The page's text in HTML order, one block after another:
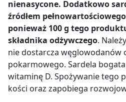
nienasycone. Dodatkowo
źródłem
ponieważ 100 g tego
składnika odżywczego.
nie dostarcza węglowodanów
pokarmowego. Sardela
witaminę D. Spożywanie tego
kości oraz zapobiega